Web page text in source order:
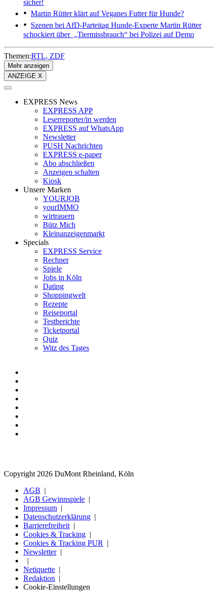
sicher!
Martin Rütter klärt aufVeganes Futter für Hunde?
Szenen bei AfD-Parteitag Hunde-Experte Martin Rütter
schockiert über „Tiermissbrauch“ bei Polizei auf Demo
Themen:RTL ZDF
Mehr anzeigen
ANZEIGE X
EXPRESS News
EXPRESS APP
Leserreporter/in werden
EXPRESS auf WhatsApp
Newsletter
PUSH Nachrichten
EXPRESS e-paper
Abo abschließen
Anzeigen schalten
Kiosk
Unsere Marken
YOURJOB
yourIMMO
wirtrauern
Bütz Mich
Kleinanzeigenmarkt
Specials
EXPRESS Service
Rechner
Spiele
Jobs in Köln
Dating
Shoppingwelt
Rezepte
Reiseportal
Testberichte
Ticketportal
Quiz
Witz des Tages
Copyright 2026 DuMont Rheinland, Köln
AGB
AGB Gewinnspiele
Impressum
Datenschutzerklärung
Barrierefreiheit
Cookies & Tracking
Cookies & Tracking PUR
Newsletter
Netiquette
Redaktion
Cookie-Einstellungen